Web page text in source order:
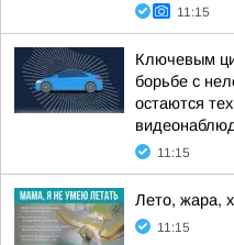
11:15
Ключевым
борьбе с
остаются
11:15
Лето, жара,
11:15